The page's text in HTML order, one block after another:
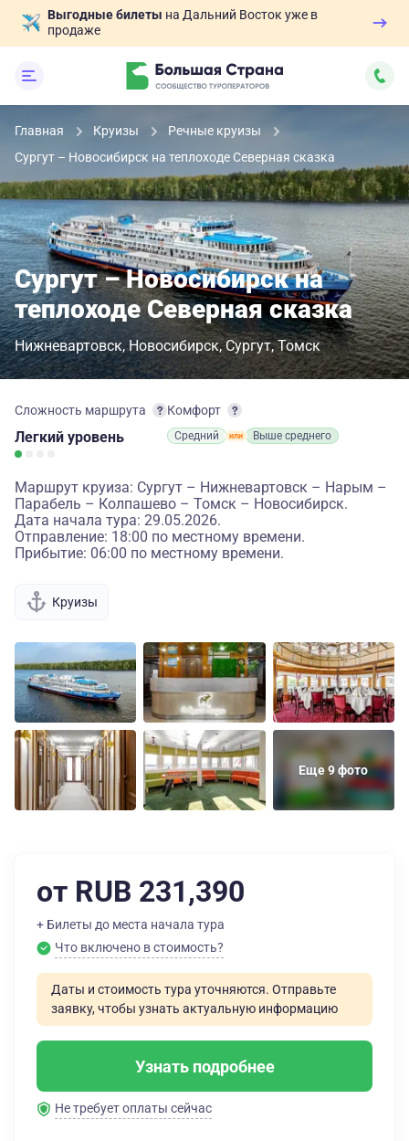
Выгодные билеты на Дальний Восток уже в
продаже
Главная Круизы
Речные круизы
Сургут – Новосибирск на теплоходе Северная сказка
Сургут – Новосибирск на
теплоходе Северная сказка
Нижневартовск Новосибирск Сургут Томск
Сложность маршрута
Легкий уровень
Комфорт
Средний Выше среднего
Маршрут круиза: Сургут – Нижневартовск – Нарым –
Парабель – Колпашево – Томск – Новосибирск.
Дата начала тура: 29.05.2026.
Отправление: 18:00 по местному времени.
Прибытие: 06:00 по местному времени.
Круизы
Еще 9 фото
от RUB 231,390
+ Билеты до места начала тура
Что включено в стоимость?
Даты и стоимость тура уточняются. Отправьте
заявку, чтобы узнать актуальную информацию
Узнать подробнее
Не требует оплаты сейчас